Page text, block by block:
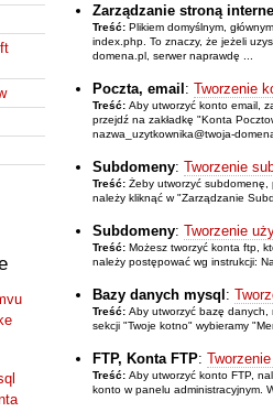
Zarządzanie stroną
Treść: Plikiem domyślnym,
index.php. To znaczy, że jeżeli
domena.pl, serwer naprawdę ...
Poczta, email : Tworzenie
Treść: Aby utworzyć konto email,
przejdź na zakładkę "Konta
nazwa_uzytkownika@twoja-
Subdomeny: Tworzenie
Treść: Żeby utworzyć
należy kliknąć w "Zarządzanie
Subdomeny: Tworzenie
Treść: Możesz tworzyć konta ftp,
należy postępować wg instrukcji:
Bazy danych mysql :
Treść: Aby utworzyć bazę danych,
sekcji "Twoje kotno" wybieramy
FTP, Konta FTP:
Treść: Aby utworzyć konto FTP,
konto w panelu administracyjnym.